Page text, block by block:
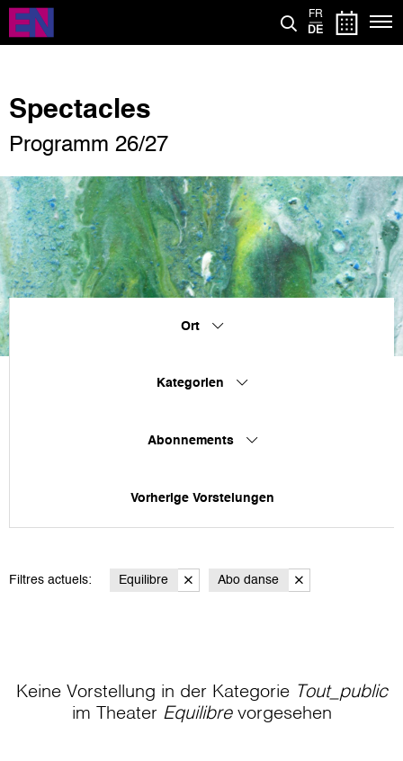
Direkt
zum
Inhalt
FR
DE
Spectacles
Programm 26/27
Ort
Kategorien
Abonnements
Vorherige Vorstelungen
Filtres actuels: Equilibre Abo danse
Keine Vorstellung in der Kategorie Tout_public
im Theater Equilibrevorgesehen